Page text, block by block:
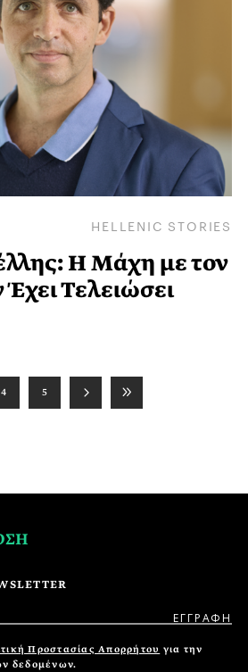
HELLENIC STORIES
Η Μάχη με τον
Τελειώσει
4 5
Προστασίας Απορρήτου για την
δεδομένων.